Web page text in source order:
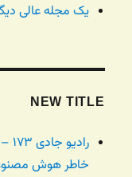
یک مجله عالی
NEW TITLE
خاطر هوش